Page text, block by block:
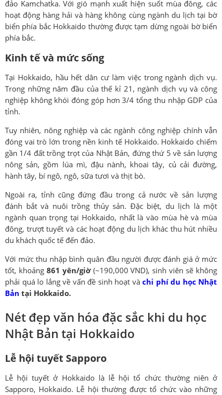
đảo Kamchatka. Với gió mạnh xuất hiện suốt mùa đông, các
hoạt động hàng hải và hàng không cùng ngành du lịch tại bờ
biển phía bắc Hokkaido thường được tạm dừng ngoài bờ biển
phía bắc.
Kinh tế và mức sống
Tại Hokkaido, hầu hết dân cư làm việc trong ngành dịch vụ.
Trong những năm đầu của thế kỉ 21, ngành dịch vụ và công
nghiệp không khói đóng góp hơn 3/4 tổng thu nhập GDP của
tỉnh.
Tuy nhiên, nông nghiệp và các ngành công nghiệp chính vẫn
đóng vai trò lớn trong nền kinh tế Hokkaido. Hokkaido chiếm
gần 1/4 đất trồng trọt của Nhật Bản, đứng thứ 5 về sản lượng
nông sản, gồm lúa mì, đậu nành, khoai tây, củ cải đường,
hành tây, bí ngô, ngô, sữa tươi và thịt bò.
Ngoài ra, tỉnh cũng đứng đầu trong cả nước về sản lượng
đánh bắt và nuôi trồng thủy sản. Đặc biệt, du lịch là một
ngành quan trọng tại Hokkaido, nhất là vào mùa hè và mùa
đông, trượt tuyết và các hoạt động du lịch khác thu hút nhiều
du khách quốc tế đến đảo.
Với mức thu nhập bình quân đầu người được đánh giá ở mức
tốt, khoảng 861 yên/giờ(~190,000 VND), sinh viên sẽ không
phải quá lo lắng về vấn đề sinh hoạt và chi phí du học Nhật
Bản tại Hokkaido.
Nét đẹp văn hóa đặc sắc khi du học
Nhật Bản tại Hokkaido
Lễ hội tuyết Sapporo
Lễ hội tuyết ở Hokkaido là lễ hội tổ chức thường niên ở
Sapporo, Hokkaido. Lễ hội thường được tổ chức vào những